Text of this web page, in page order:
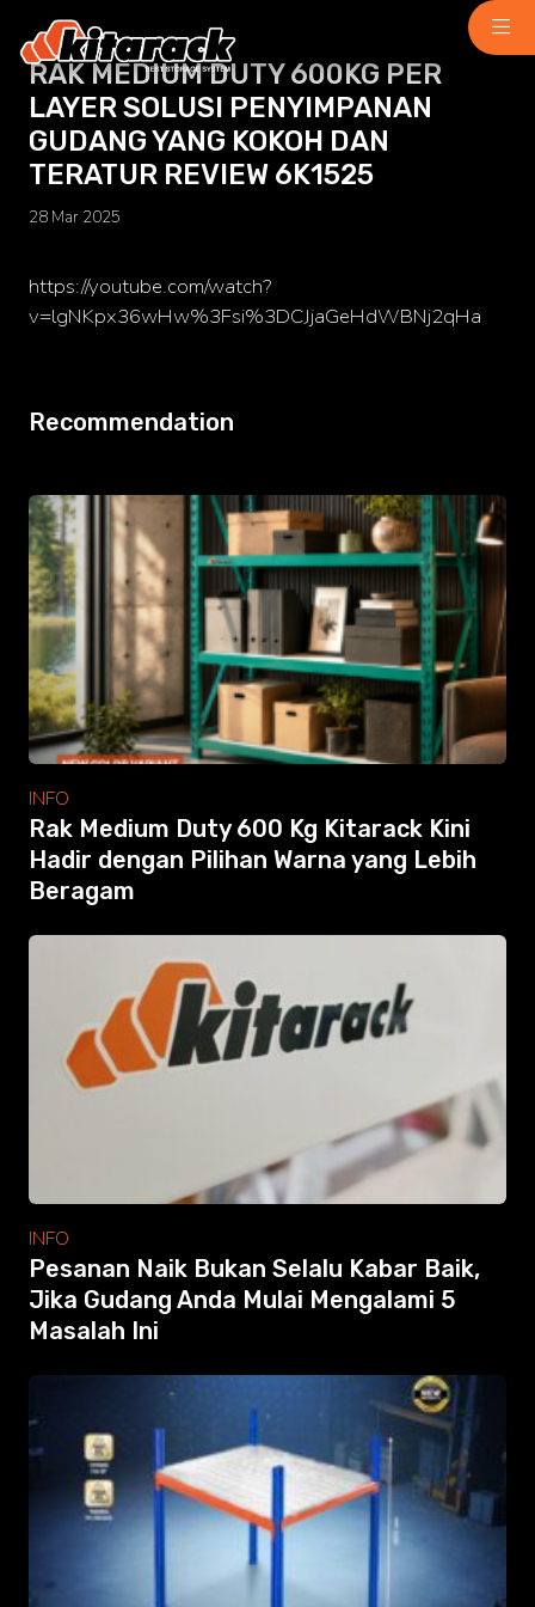
Home
About Us
Why Us
Product
chemindustry.kz
Medium Duty
Pallet Rack
Stacking Rack
tesakademi.net
Modular Mezanine
Accessories
Info
Gallery
Photo
Video
Tutorial
Clients
Contact
RAK MEDIUM DUTY 600KG PER
LAYER SOLUSI PENYIMPANAN
GUDANG YANG KOKOH DAN
TERATUR REVIEW 6K1525
28 Mar 2025
https://youtube.com/watch?
v=lgNKpx36wHw%3Fsi%3DCJjaGeHdWBNj2qHa
Recommendation
INFO
Rak Medium Duty 600 Kg Kitarack Kini
Hadir dengan Pilihan Warna yang Lebih
Beragam
INFO
Pesanan Naik Bukan Selalu Kabar Baik,
Jika Gudang Anda Mulai Mengalami 5
Masalah Ini